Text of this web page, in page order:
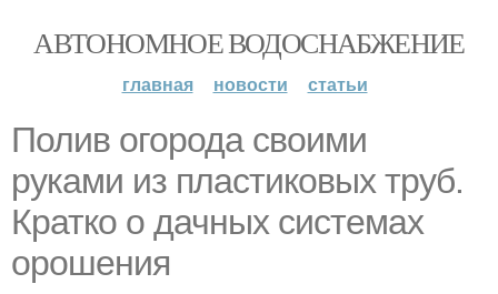
АВТОНОМНОЕ ВОДОСНАБЖЕНИЕ
главная новости статьи
Полив огорода своими
руками из пластиковых труб.
Кратко о дачных системах
орошения